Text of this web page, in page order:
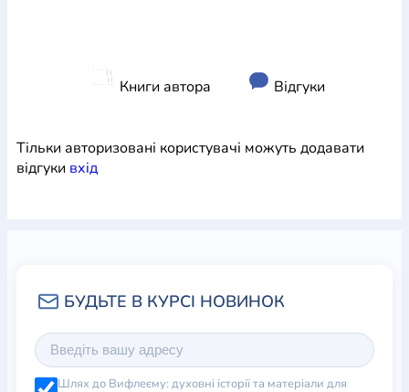
Книги автора Відгуки
Тільки авторизовані користувачі можуть додавати
відгуки вхiд
Шлях до Вифлеєму: духовні історії та матеріали для